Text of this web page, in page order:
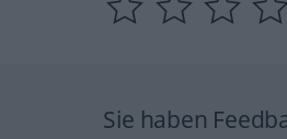
Sie haben